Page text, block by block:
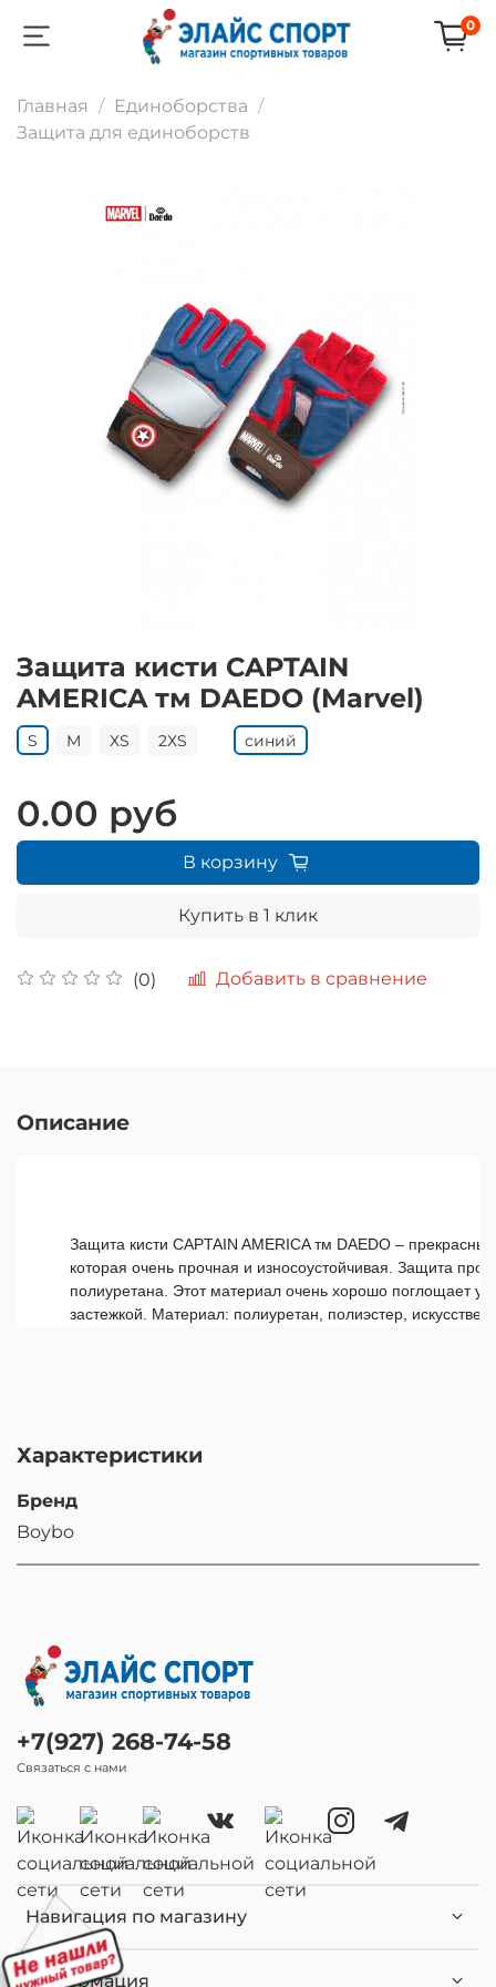
0
Главная
Единоборства
Защита для единоборств
Защита кисти CAPTAIN
AMERICA тм DAEDO (Marvel)
(0) Добавить в сравнение
S M ХS 2ХS синий
0.00 руб
В корзину
Купить в 1 клик
Описание
Защита кисти CAPTAIN AMERICA тм DAEDO –
которая очень прочная и износоустойчивая. Защита
полиуретана. Этот материал очень хорошо поглощает
застежкой. Материал: полиуретан, полиэстер,
Характеристики
Бренд
Boybo
Навигация по магазину
Информация
+7(927) 268-74-58
Связаться с нами